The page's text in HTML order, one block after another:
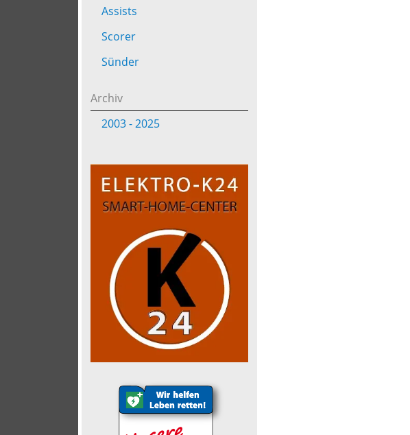
Assists
Scorer
Sünder
Archiv
2003 - 2025